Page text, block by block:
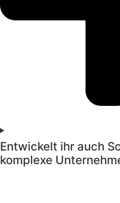
Entwickelt ihr auch
komplexe